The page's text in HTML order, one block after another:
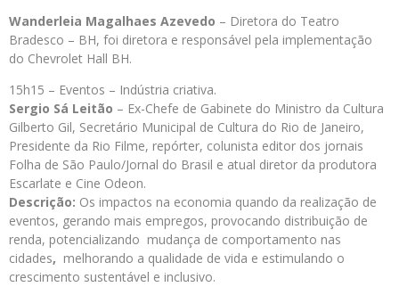
Wanderleia Magalhaes Azevedo – Diretora do Teatro
Bradesco – BH, foi diretora e responsável pela implementação
do Chevrolet Hall BH.
15h15 – Eventos – Indústria criativa.
Sergio Sá Leitão – Ex-Chefe de Gabinete do Ministro da Cultura
Gilberto Gil, Secretário Municipal de Cultura do Rio de Janeiro,
Presidente da Rio Filme, repórter, colunista editor dos jornais
Folha de São Paulo/Jornal do Brasil e atual diretor da produtora
Escarlate e Cine Odeon.
Descrição: Os impactos na economia quando da realização de
eventos, gerando mais empregos, provocando distribuição de
renda, potencializando mudança de comportamento nas
cidades, melhorando a qualidade de vida e estimulando o
crescimento sustentável e inclusivo.